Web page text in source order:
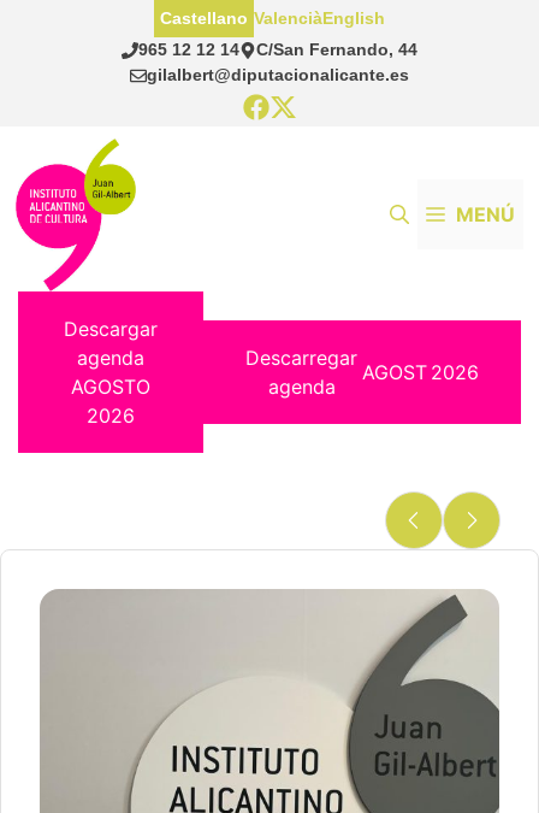
965 12 12 14
C/San Fernando, 44
gilalbert@diputacionalicante.es
Castellano ValenciàEnglish
MENÚ
Descargar
agenda
AGOSTO
2026
Descarregar
agenda
AGOST 2026